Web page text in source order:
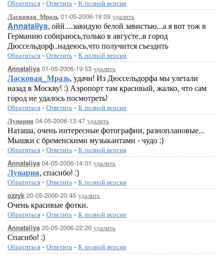
Обратиться - Ответить - К полной версии
Ласковая_Мразь 01-05-2006-19:09 удалить
Annataliya, ойй....завидую белой завистью...а я вот тож в
Германию собираюсь,только в августе..в город
Дюссельдорф..надеюсь,что получится съездить
Обратиться - Ответить - К полной версии
Annataliya 01-05-2006-19:53 удалить
Ласковая_Мразь, удачи! Из Дюссельдорфа мы улетали
назад в Москву! :) Аэропорт там красивый, жалко, что сам
город не удалось посмотреть!
Обратиться - Ответить - К полной версии
Лунария 04-05-2006-13:47 удалить
Наташа, очень интересные фотографии, разноплановые...
Мышки с бременскими музыкантами - чудо :)
Обратиться - Ответить - К полной версии
Annataliya 04-05-2006-14:01 удалить
Лунария, спасибо! :)
Обратиться - Ответить - К полной версии
ozzyk 20-05-2006-20:45 удалить
Очень красивые фотки.
Обратиться - Ответить - К полной версии
Annataliya 20-05-2006-22:20 удалить
Спасибо! :)
Обратиться - Ответить - К полной версии